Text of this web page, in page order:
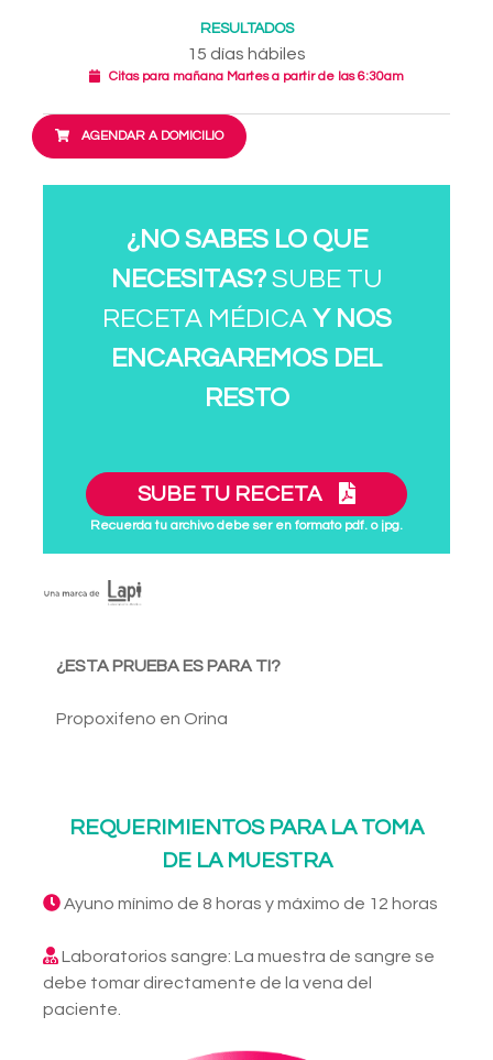
RESULTADOS
15 días hábiles
Citas para mañana Martes a partir de las 6:30am
AGENDAR A DOMICILIO
¿NO SABES LO QUE
NECESITAS?SUBE TU
RECETA MÉDICA Y NOS
ENCARGAREMOS DEL
RESTO
SUBE TU RECETA
Recuerda tu archivo debe ser en formato pdf. o jpg.
¿ESTA PRUEBA ES PARA TI?
Propoxifeno en Orina
REQUERIMIENTOS PARA LA TOMA
DE LA MUESTRA
Ayuno mínimo de 8 horas y máximo de 12 horas
Laboratorios sangre: La muestra de sangre se
debe tomar directamente de la vena del
paciente.